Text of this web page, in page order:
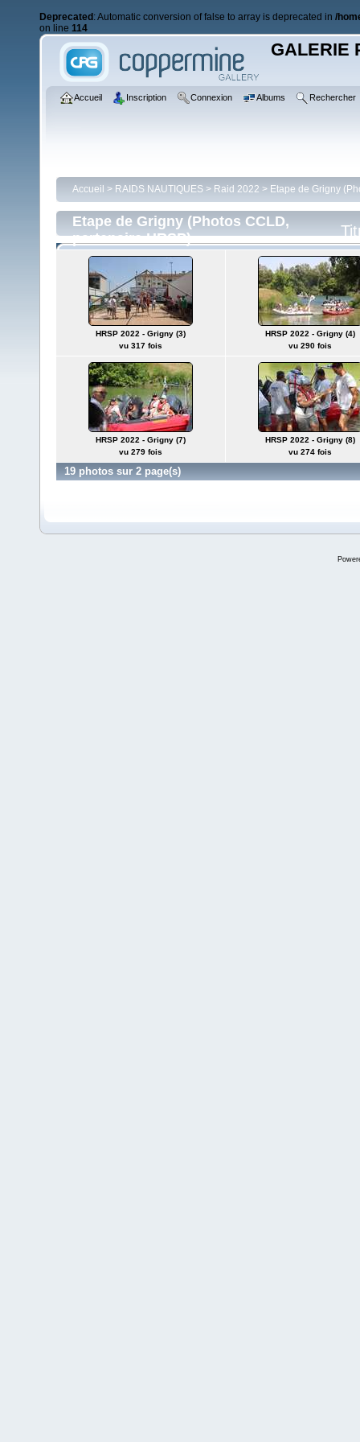
Deprecated : Automatic conversion of false to array is deprecated in /
on line 114
GALERIE
Accueil Inscription Connexion Albums Rechercher
Accueil > RAIDS NAUTIQUES > Raid 2022 > Etape de Grigny
Etape de Grigny (Photos CCLD,
partenaire HRSP)
HRSP 2022 - Grigny (3)
vu 317 fois
HRSP 2022 - Grigny (4)
vu 290 fois
HRSP 2022 - Grigny (7)
vu 279 fois
HRSP 2022 - Grigny (8)
vu 274 fois
19 photos sur 2 page(s)